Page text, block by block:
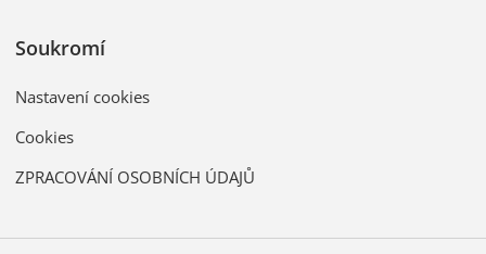
Soukromí
Nastavení cookies
Cookies
ZPRACOVÁNÍ OSOBNÍCH ÚDAJŮ